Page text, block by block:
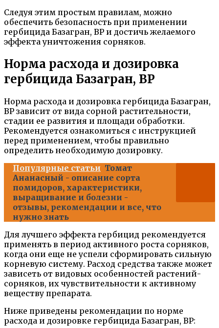
Следуя этим простым правилам, можно
обеспечить безопасность при применении
гербицида Базагран, ВР и достичь желаемого
эффекта уничтожения сорняков.
Норма расхода и дозировка
гербицида Базагран, ВР
Норма расхода и дозировка гербицида Базагран,
ВР зависит от вида сорной растительности,
стадии ее развития и площади обработки.
Рекомендуется ознакомиться с инструкцией
перед применением, чтобы правильно
определить необходимую дозировку.
Популярные статьи Томат
Ананасный - описание сорта
помидоров, характеристики,
выращивание и болезни -
отзывы, рекомендации и все, что
нужно знать
Для лучшего эффекта гербицид рекомендуется
применять в период активного роста сорняков,
когда они еще не успели сформировать сильную
корневую систему. Расход средства также может
зависеть от видовых особенностей растений-
сорняков, их чувствительности к активному
веществу препарата.
Ниже приведены рекомендации по норме
расхода и дозировке гербицида Базагран, ВР: